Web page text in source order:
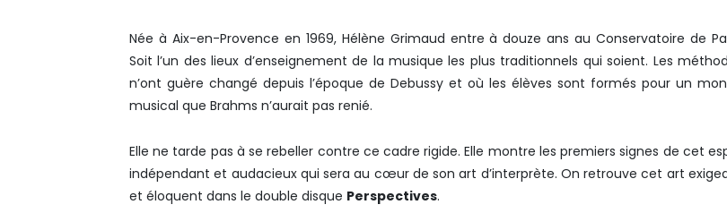
Née à Aix-en-Provence en 1969, Hélène Grimaud entre à douze ans au Conservatoire de
Soit l’un des lieux d’enseignement de la musique les plus traditionnels qui soient. Les
n’ont guère changé depuis l’époque de Debussy et où les élèves sont formés pour un
musical que Brahms n’aurait pas renié.
Elle ne tarde pas à se rebeller contre ce cadre rigide. Elle montre les premiers signes de cet
indépendant et audacieux qui sera au cœur de son art d’interprète. On retrouve cet art
et éloquent dans le double disque Perspectives.